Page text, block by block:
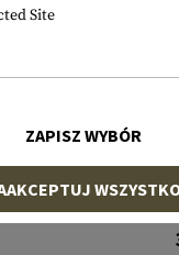
Daka
Site
ZAPISZ WYBÓR